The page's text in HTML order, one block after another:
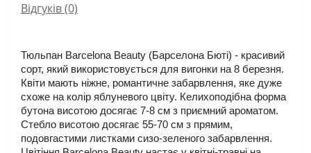
Відгуків (0)
Тюльпан Barcelona Beauty (Барселона Бюті) - красивий
сорт, який використовується для вигонки на 8 березня.
Квіти мають ніжне, романтичне забарвлення, яке дуже
схоже на колір яблуневого цвіту. Келихоподібна форма
бутона висотою досягає 7-8 см з приємний ароматом.
Стебло висотою досягає 55-70 см з прямим,
подовгастими листками сизо-зеленого забарвлення.